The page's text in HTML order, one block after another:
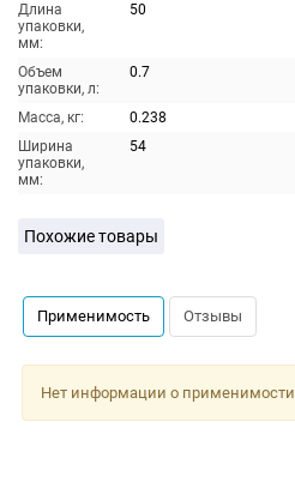
Длина
упаковки,
мм:
50
Объем
упаковки, л:
0.7
Масса, кг:
0.238
Ширина
упаковки,
мм:
54
Похожие товары
Применимость Отзывы
Нет информации о применимости